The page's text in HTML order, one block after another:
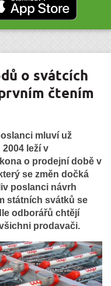
o svátcích
čtením
mluví už
leží v
o prodejní době v
se změn dočká
poslanci návrh
státních svátků se
odborářů chtějí
prodavači.